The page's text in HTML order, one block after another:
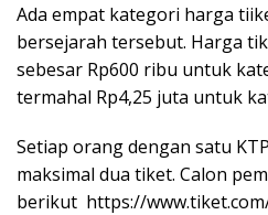
Ada empat kategori harga
bersejarah tersebut. Harga
sebesar Rp600 ribu untuk
termahal Rp4,25 juta untuk
Setiap orang dengan satu
maksimal dua tiket. Calon
berikut https://